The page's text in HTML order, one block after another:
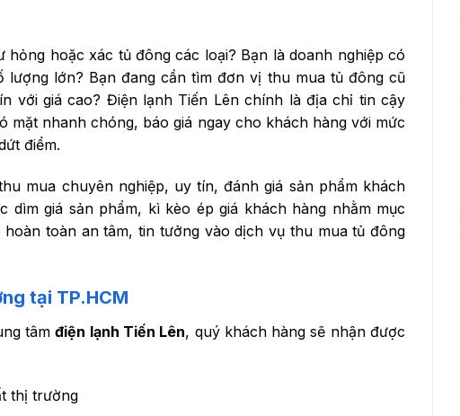
hỏng hoặc xác tủ đông các loại? Bạn là doanh nghiệp có
lớn? Bạn đang cần tìm đơn vị thu mua tủ đông cũ
với giá cao? Điện lạnh Tiến Lên chính là địa chỉ tin cậy
mặt nhanh chóng, báo giá ngay cho khách hàng với mức
điểm.
mua chuyên nghiệp, uy tín, đánh giá sản phẩm khách
giá sản phẩm, kì kèo ép giá khách hàng nhằm mục
toàn an tâm, tin tưởng vào dịch vụ thu mua tủ đông
tại TP.HCM
tâmđiện lạnh Tiến Lên, quý khách hàng sẽ nhận được
thị trường